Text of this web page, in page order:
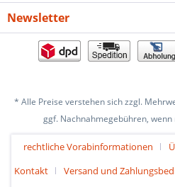
Newsletter
* Alle Preise verstehen sich zzgl.
ggf. Nachnahmegebühren,
rechtliche Vorabinformationen
Kontakt
Versand und